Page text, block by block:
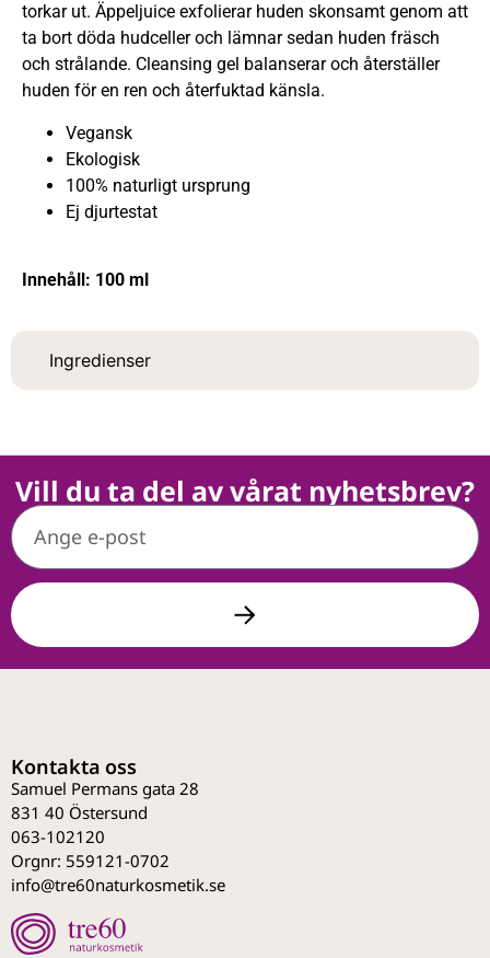
Ingredienser
torkar ut. Äppeljuice exfolierar huden skonsamt genom att
ta bort döda hudceller och lämnar sedan huden fräsch
och strålande. Cleansing gel balanserar och återställer
huden för en ren och återfuktad känsla.
Vegansk
Ekologisk
100% naturligt ursprung
Ej djurtestat
Innehåll: 100 ml
Vill du ta del av vårat nyhetsbrev?
Kontakta oss
Samuel Permans gata 28
831 40 Östersund
063-102120
Orgnr: 559121-0702
info@tre60naturkosmetik.se